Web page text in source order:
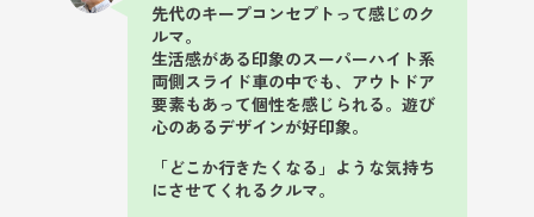
先代のキープコンセプトって感じのク
ルマ。
生活感がある印象のスーパーハイト系
両側スライド車の中でも、アウトドア
要素もあって個性を感じられる。遊び
心のあるデザインが好印象。
「どこか行きたくなる」ような気持ち
にさせてくれるクルマ。